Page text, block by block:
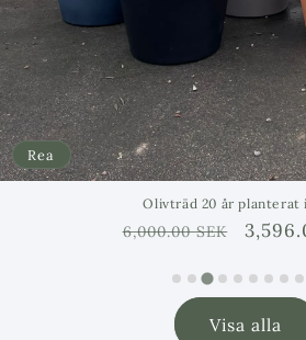
Rea
Olivträd 20 år planterat
Ordinarie
6,000.00 SEK
Visa alla